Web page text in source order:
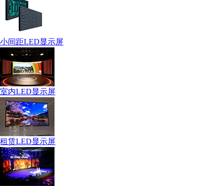
小间距LED显示屏
室内LED显示屏
租赁LED显示屏